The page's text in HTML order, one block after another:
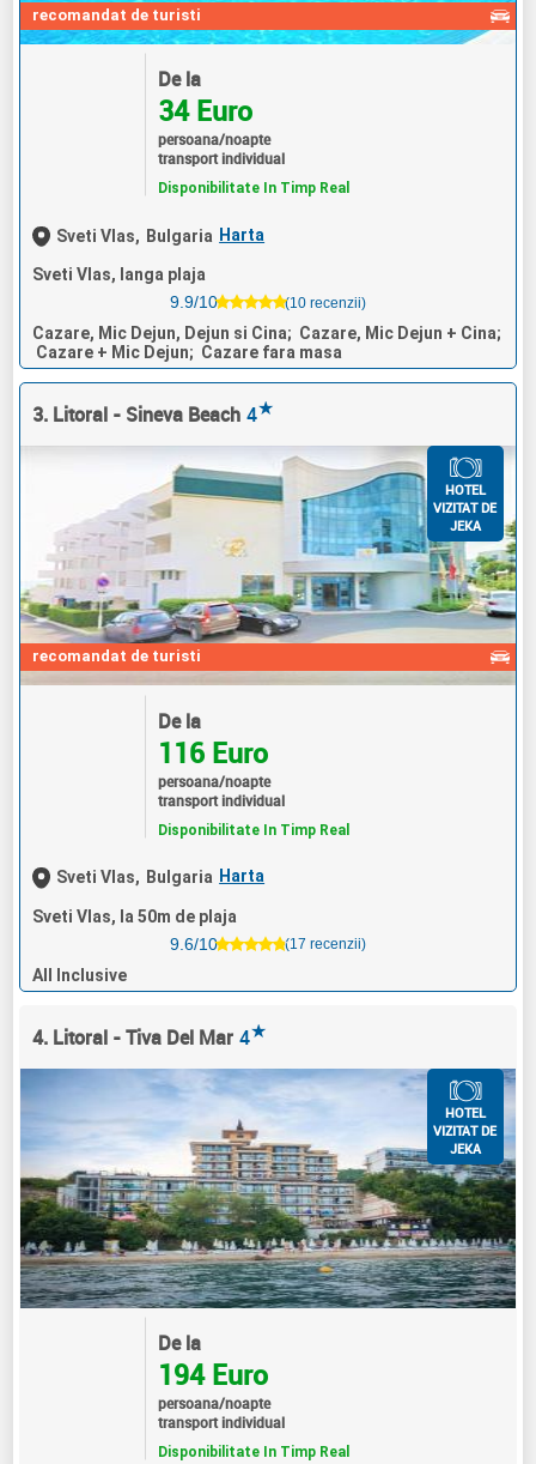
recomandat de turisti
De la
34 Euro
persoana/noapte
transport individual
Disponibilitate In Timp Real
Sveti Vlas, Bulgaria Harta
Sveti Vlas, langa plaja
9.9/10
(10 recenzii)
Cazare, Mic Dejun, Dejun si Cina; Cazare, Mic Dejun + Cina;
Cazare + Mic Dejun; Cazare fara masa
3. Litoral - Sineva Beach 4★
recomandat de turisti
HOTEL
VIZITAT DE
JEKA
De la
116 Euro
persoana/noapte
transport individual
Disponibilitate In Timp Real
Sveti Vlas, Bulgaria Harta
Sveti Vlas, la 50m de plaja
9.6/10
(17 recenzii)
All Inclusive
4. Litoral - Tiva Del Mar 4★
HOTEL
VIZITAT DE
JEKA
De la
194 Euro
persoana/noapte
transport individual
Disponibilitate In Timp Real